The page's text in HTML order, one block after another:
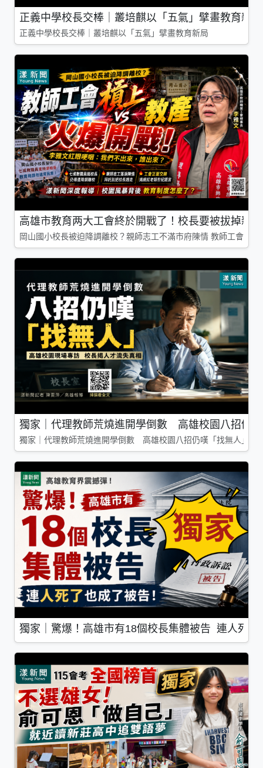
正義中學校長交棒｜叢培麒以「五氣」擘畫教育新局
正義中學校長交棒｜叢培麒以「五氣」擘畫教育新局
高雄市教育两大工會終於開戰了！校長要被拔掉親
岡山國小校長被迫降調離校？親師志工不滿市府陳情 教師工會槓
獨家｜代理教師荒燒進開學倒數 高雄校園八招仍
獨家｜代理教師荒燒進開學倒數 高雄校園八招仍嘆「找無人」
獨家｜驚爆！高雄市有18個校長集體被告 連人死了